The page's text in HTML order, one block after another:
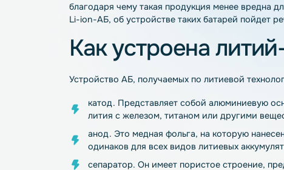
Литий-ионные АБ применяются в качестве
для техники различного назначения. Они
аккумуляторных батарей, в отличие от
благодаря чему такая продукция менее
Li-ion-АБ, об устройстве таких батарей
Как устроена